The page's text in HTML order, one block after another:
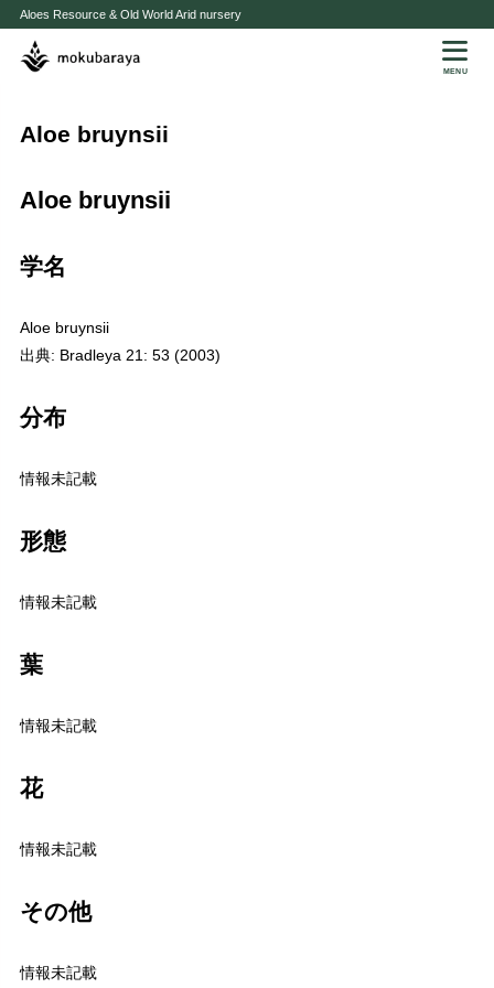
Aloes Resource & Old World Arid nursery
MENU
Aloe bruynsii
Aloe bruynsii
学名
Aloe bruynsii
出典: Bradleya 21: 53 (2003)
分布
情報未記載
形態
情報未記載
葉
情報未記載
花
情報未記載
その他
情報未記載